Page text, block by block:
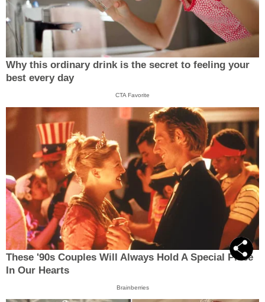
Why this ordinary drink is the secret to feeling your
best every day
CTA Favorite
These '90s Couples Will Always Hold A Special Place
In Our Hearts
Brainberries